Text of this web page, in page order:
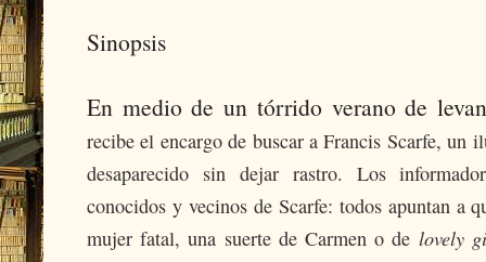
Sinopsis
En medio de un tórrido verano de
recibe el encargo de buscar a Francis Scarfe, un
desaparecido sin dejar rastro. Los
conocidos y vecinos de Scarfe: todos apuntan a
mujer fatal, una suerte de Carmen o de lovely